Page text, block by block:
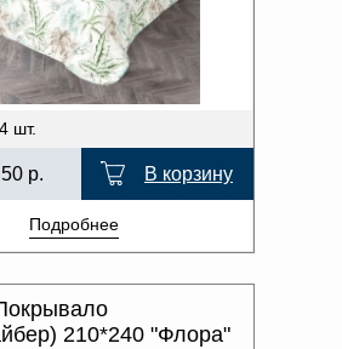
шт.
р. В корзину
Подробнее
210*240 "Флора"